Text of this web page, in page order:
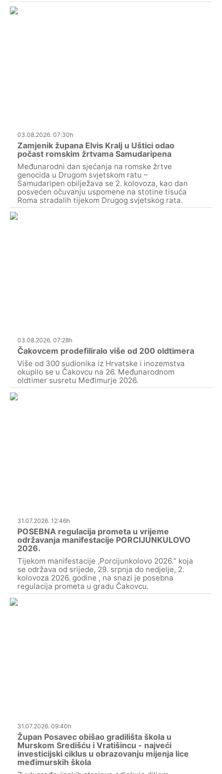
03.08.2026. 07:30h
Zamjenik župana Elvis Kralj u Uštici odao
počast romskim žrtvama Samudaripena
Međunarodni dan sjećanja na romske žrtve
genocida u Drugom svjetskom ratu –
Samudaripen obilježava se 2. kolovoza, kao dan
posvećen očuvanju uspomene na stotine tisuća
Roma stradalih tijekom Drugog svjetskog rata.
03.08.2026. 07:28h
Čakovcem prodefiliralo više od 200 oldtimera
Više od 300 sudionika iz Hrvatske i inozemstva
okupilo se u Čakovcu na 26. Međunarodnom
oldtimer susretu Međimurje 2026.
31.07.2026. 12:46h
POSEBNA regulacija prometa u vrijeme
održavanja manifestacije PORCIJUNKULOVO
2026.
Tijekom manifestacije ,Porcijunkolovo 2026.“ koja
se održava od srijede, 29. srpnja do nedjelje, 2.
kolovoza 2026. godine , na snazi je posebna
regulacija prometa u gradu Čakovcu.
31.07.2026. 09:40h
Župan Posavec obišao gradilišta škola u
Murskom Središću i Vratišincu - najveći
investicijski ciklus u obrazovanju mijenja lice
međimurskih škola